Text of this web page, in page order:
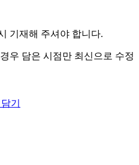
기재해 주셔야 합니다.
우 담은 시점만 최신으로 수정
기